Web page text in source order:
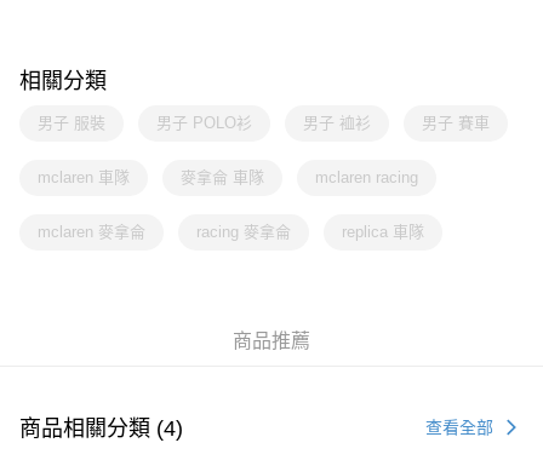
相關分類
男子 服裝 男子 POLO衫 男子 裇衫 男子 賽車
mclaren 車隊 麥拿侖 車隊 mclaren racing
mclaren 麥拿侖 racing 麥拿侖 replica 車隊
商品推薦
商品相關分類 (4) 查看全部